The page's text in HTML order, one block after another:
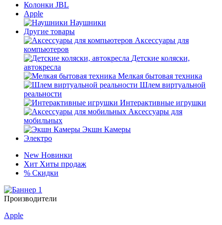
Колонки JBL
Apple
Наушники
Другие товары
Аксессуары для
компьютеров
Детские коляски,
автокресла
Мелкая бытовая техника
Шлем виртуальной
реальности
Интерактивные игрушки
Аксессуары для
мобильных
Экшн Камеры
Электро
New Новинки
Хит Хиты продаж
% Скидки
Производители
Apple